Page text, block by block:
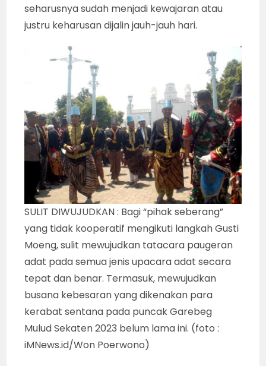
seharusnya sudah menjadi kewajaran atau
justru keharusan dijalin jauh-jauh hari.
SULIT DIWUJUDKAN : Bagi “pihak seberang”
yang tidak kooperatif mengikuti langkah Gusti
Moeng, sulit mewujudkan tatacara paugeran
adat pada semua jenis upacara adat secara
tepat dan benar. Termasuk, mewujudkan
busana kebesaran yang dikenakan para
kerabat sentana pada puncak Garebeg
Mulud Sekaten 2023 belum lama ini. (foto :
iMNews.id/Won Poerwono)